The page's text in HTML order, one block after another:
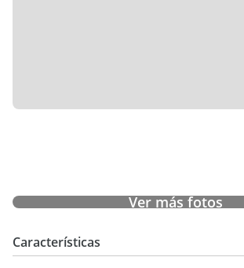
Ver más fotos
Características